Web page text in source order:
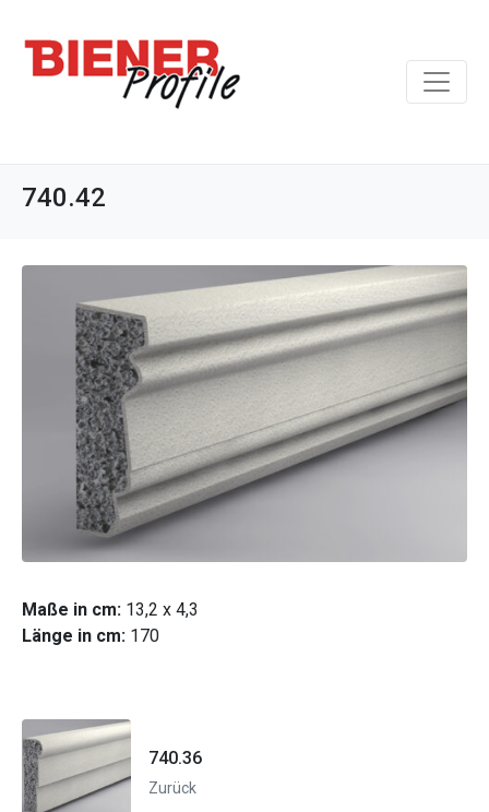
740.42
Maße in cm: 13,2 x 4,3
Länge in cm: 170
740.36
Zurück